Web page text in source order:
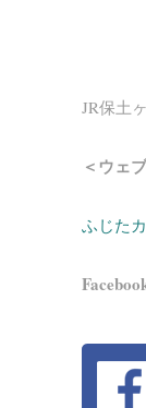
JR保土
＜ウェ
ふじた